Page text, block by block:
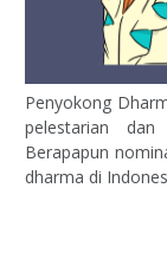
Penyokong
pelestarian
Berapapun
dharma di